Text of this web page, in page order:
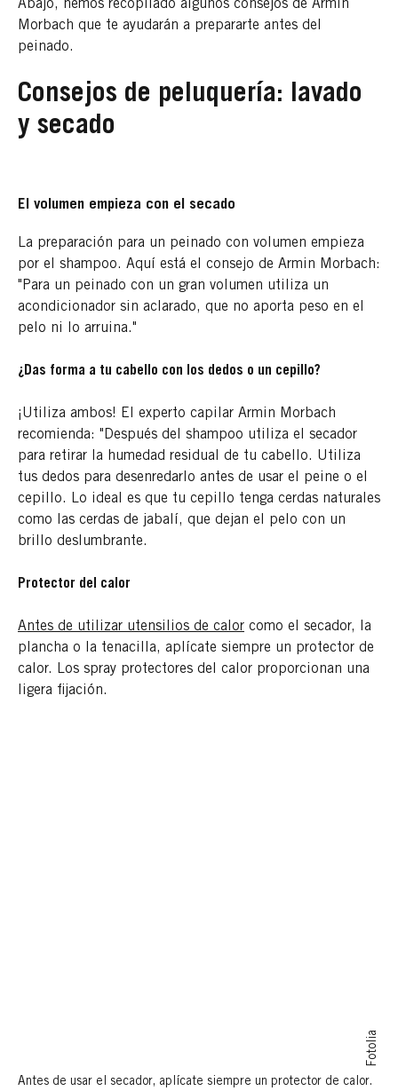
Abajo, hemos recopilado algunos consejos de Armin
Morbach que te ayudarán a prepararte antes del
peinado.
Consejos de peluquería: lavado
y secado
Fotolia
Antes de usar el secador, aplícate siempre un protector de calor.
El volumen empieza con el secado
La preparación para un peinado con volumen empieza
por el shampoo. Aquí está el consejo de Armin Morbach:
"Para un peinado con un gran volumen utiliza un
acondicionador sin aclarado, que no aporta peso en el
pelo ni lo arruina."
¿Das forma a tu cabello con los dedos o un cepillo?
¡Utiliza ambos! El experto capilar Armin Morbach
recomienda: "Después del shampoo utiliza el secador
para retirar la humedad residual de tu cabello. Utiliza
tus dedos para desenredarlo antes de usar el peine o el
cepillo. Lo ideal es que tu cepillo tenga cerdas naturales
como las cerdas de jabalí, que dejan el pelo con un
brillo deslumbrante.
Protector del calor
Antes de utilizar utensilios de calor como el secador, la
plancha o la tenacilla, aplícate siempre un protector de
calor. Los spray protectores del calor proporcionan una
ligera fijación.